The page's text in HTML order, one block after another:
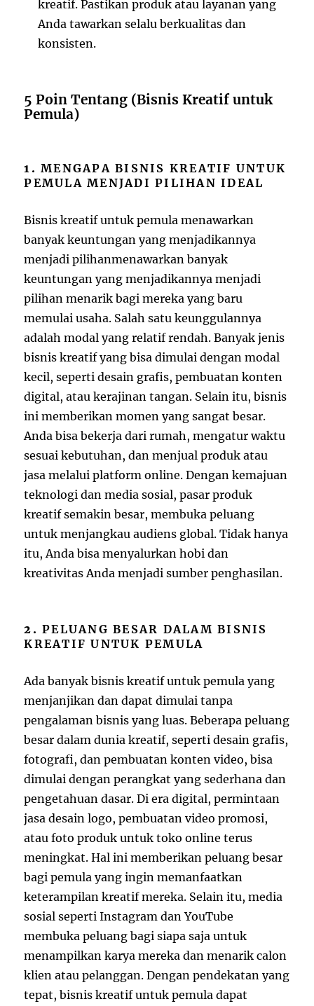
kreatif. Pastikan produk atau layanan yang
Anda tawarkan selalu berkualitas dan
konsisten.
5 Poin Tentang (Bisnis Kreatif untuk
Pemula)
1.MENGAPA BISNIS KREATIF UNTUK
PEMULA MENJADI PILIHAN IDEAL
Bisnis kreatif untuk pemula menawarkan
banyakkeuntunganyangmenjadikannya
menjadipilihanmenawarkan banyak
keuntungan yang menjadikannya menjadi
pilihan menarik bagi mereka yang baru
memulai usaha. Salah satu keunggulannya
adalah modal yang relatif rendah. Banyak jenis
bisnis kreatif yang bisa dimulai dengan modal
kecil, seperti desain grafis, pembuatan konten
digital, atau kerajinan tangan. Selain itu, bisnis
ini memberikan momen yang sangat besar.
Anda bisa bekerja dari rumah, mengatur waktu
sesuai kebutuhan, dan menjual produk atau
jasa melalui platform online. Dengan kemajuan
teknologi dan media sosial, pasar produk
kreatif semakin besar, membuka peluang
untuk menjangkau audiens global. Tidak hanya
itu, Anda bisa menyalurkan hobi dan
kreativitas Anda menjadi sumber penghasilan.
2.PELUANG BESAR DALAM BISNIS
KREATIF UNTUK PEMULA
Ada banyak bisnis kreatif untuk pemula yang
menjanjikan dan dapat dimulai tanpa
pengalaman bisnis yang luas. Beberapa peluang
besar dalam dunia kreatif, seperti desain grafis,
fotografi, dan pembuatan konten video, bisa
dimulai dengan perangkat yang sederhana dan
pengetahuan dasar. Di era digital, permintaan
jasa desain logo, pembuatan video promosi,
atau foto produk untuk toko online terus
meningkat. Hal ini memberikan peluang besar
bagi pemula yang ingin memanfaatkan
keterampilan kreatif mereka. Selain itu, media
sosial seperti Instagram dan YouTube
membuka peluang bagi siapa saja untuk
menampilkan karya mereka dan menarik calon
klien atau pelanggan. Dengan pendekatan yang
tepat, bisnis kreatif untuk pemula dapat